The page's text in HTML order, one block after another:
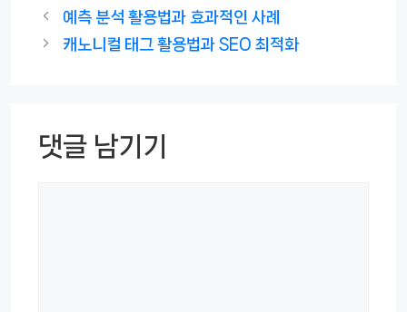
예측 분석 활용법과 효과적인 사례
캐노니컬 태그 활용법과 SEO 최적화
댓글 남기기